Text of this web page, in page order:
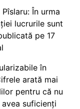
În urma
lucrurile sunt
pe 17
în
arată mai
pentru că nu
suficienți